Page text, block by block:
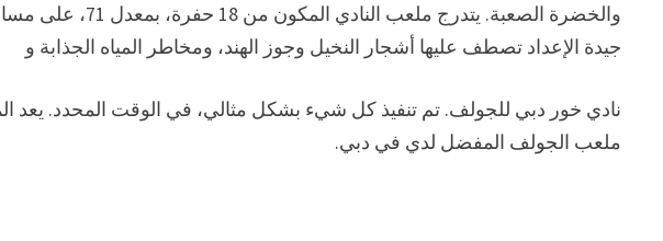
جيدة الإعداد تصطف عليها أشجار النخيل وجوز الهند، ومخاطر المياه الجذابة و
نادي خور دبي للجولف. تم تنفيذ كل شيء بشكل مثالي، في الوقت المحدد. يعد
ملعب الجولف المفضل لدي في دبي.